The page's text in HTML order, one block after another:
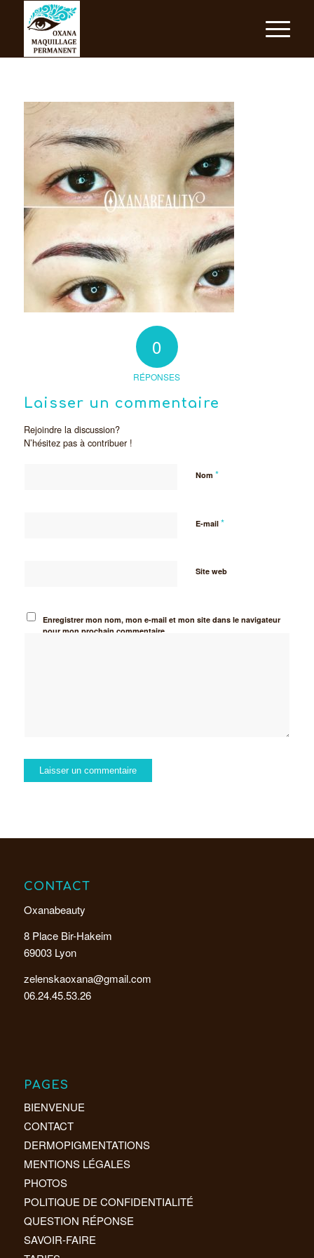
0
RÉPONSES
Laisser un commentaire
Rejoindre la discussion?
N’hésitez pas à contribuer !
Nom *
E-mail *
Site web
Enregistrer mon nom, mon e-mail et mon site dans le navigateur
pour mon prochain commentaire.
CONTACT
Oxanabeauty
8 Place Bir-Hakeim
69003 Lyon
zelenskaoxana@gmail.com
06.24.45.53.26
PAGES
BIENVENUE
CONTACT
DERMOPIGMENTATIONS
MENTIONS LÉGALES
PHOTOS
POLITIQUE DE CONFIDENTIALITÉ
QUESTION RÉPONSE
SAVOIR-FAIRE